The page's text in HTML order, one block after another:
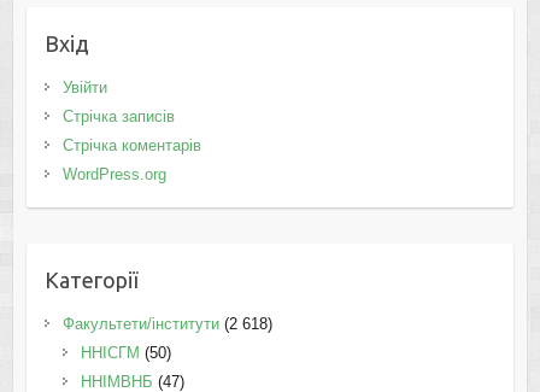
Вхід
Увійти
Стрічка записів
Стрічка коментарів
WordPress.org
Категорії
Факультети/інститути(2 618)
ННІСГМ (50)
ННІМВНБ (47)